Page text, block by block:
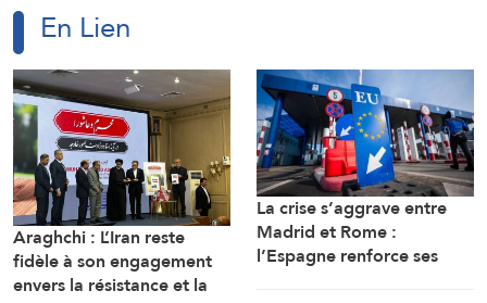
En Lien
Araghchi : L’Iran reste
fidèle à son engagement
envers la résistance et la
La crise s’aggrave entre
Madrid et Rome :
l’Espagne renforce ses